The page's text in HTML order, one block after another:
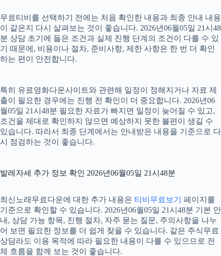
무료티비를 선택하기 전에는 처음 확인한 내용과 최종 안내 내용
이 같은지 다시 살펴보는 것이 좋습니다. 2026년06월05일 21시48
분 상담 초기에 들은 조건과 실제 진행 단계의 조건이 다를 수 있
기 때문에, 비용이나 절차, 준비사항, 제한 사항은 한 번 더 확인
하는 편이 안전합니다.
특히 유료영화다운사이트와 관련해 일정이 정해지거나 자료 제
출이 필요한 경우에는 진행 전 확인이 더 중요합니다. 2026년06
월05일 21시48분 필요한 자료가 빠지면 일정이 늦어질 수 있고,
조건을 제대로 확인하지 않으면 예상하지 못한 불편이 생길 수
있습니다. 따라서 최종 단계에서는 안내받은 내용을 기준으로 다
시 점검하는 것이 좋습니다.
발레자세 추가 정보 확인 2026년06월05일 21시48분
최신노래무료다운에 대한 추가 내용은 티비무료보기
페이지를
기준으로 확인할 수 있습니다. 2026년06월05일 21시48분 기본 안
내, 상담 가능 항목, 진행 절차, 자주 묻는 질문, 주의사항을 나누
어 보면 필요한 정보를 더 쉽게 찾을 수 있습니다. 같은 주식무료
상담라도 이용 목적에 따라 필요한 내용이 다를 수 있으므로 전
체 흐름을 함께 보는 것이 좋습니다.